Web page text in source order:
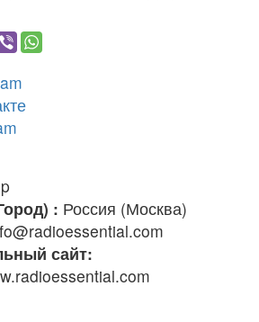
: Россия (Москва)
сайт: